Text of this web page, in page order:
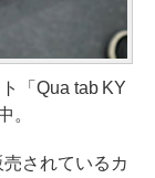
「Qua tab KY
。
売されているカ